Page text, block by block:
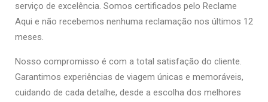
serviço de excelência. Somos certificados pelo Reclame
Aqui e não recebemos nenhuma reclamação nos últimos 12
meses.
Nosso compromisso é com a total satisfação do cliente.
Garantimos experiências de viagem únicas e memoráveis,
cuidando de cada detalhe, desde a escolha dos melhores